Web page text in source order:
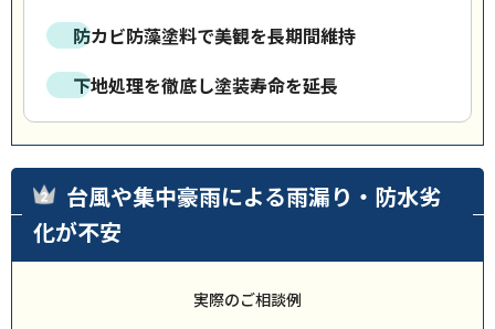
防カビ防藻塗料で美観を長期間維持
下地処理を徹底し塗装寿命を延長
台風や集中豪雨による雨漏り・防水劣
化が不安
実際のご相談例